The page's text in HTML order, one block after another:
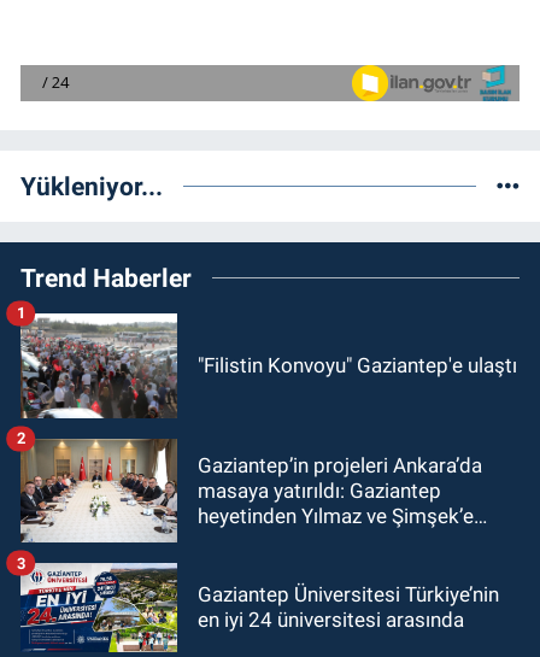
Yükleniyor...
Trend Haberler
"Filistin Konvoyu" Gaziantep'e ulaştı
1
Gaziantep’in projeleri Ankara’da
masaya yatırıldı: Gaziantep
heyetinden Yılmaz ve Şimşek’e
2
Gaziantep Üniversitesi Türkiye’nin
en iyi 24 üniversitesi arasında
3